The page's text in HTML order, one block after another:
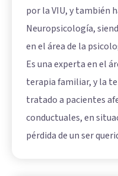
por la VIU, y también
Neuropsicología,
en el área de la
Es una experta en el
terapia familiar, y la
tratado a pacientes
conductuales, en
pérdida de un ser